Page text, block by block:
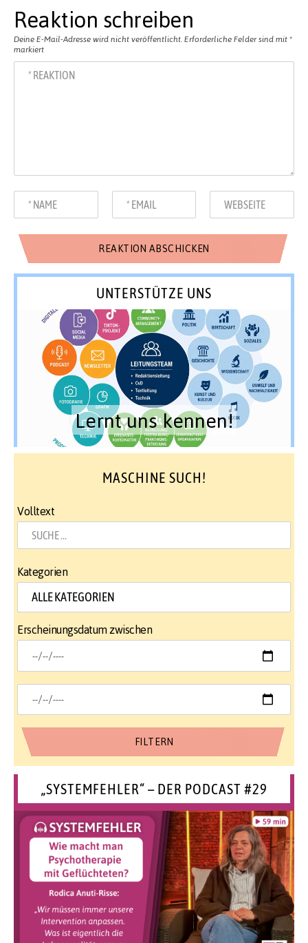
Reaktion schreiben
Deine E-Mail-Adresse wird nicht veröffentlicht. Erforderliche Felder sind mit *
markiert
UNTERSTÜTZE UNS
Lernt uns kennen!
MASCHINE SUCH!
Volltext
Kategorien
Erscheinungsdatum zwischen
„SYSTEMFEHLER“ – DER PODCAST #29